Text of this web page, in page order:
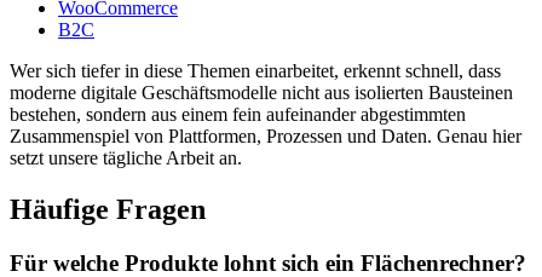
WooCommerce
B2C
Wer sich tiefer in diese Themen einarbeitet, erkennt schnell, dass
moderne digitale Geschäftsmodelle nicht aus isolierten Bausteinen
bestehen, sondern aus einem fein aufeinander abgestimmten
Zusammenspiel von Plattformen, Prozessen und Daten. Genau hier
setzt unsere tägliche Arbeit an.
Häufige Fragen
Für welche Produkte lohnt sich ein Flächenrechner?